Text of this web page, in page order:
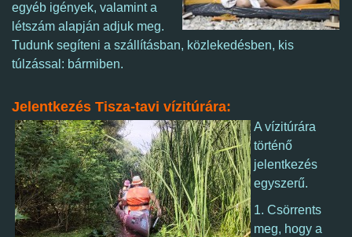
egyéb igények, valamint a
létszám alapján adjuk meg.
Tudunk segíteni a szállításban, közlekedésben, kis
túlzással: bármiben.
Jelentkezés Tisza-tavi vízitúrára:
A vízitúrára
történő
jelentkezés
egyszerű.
1. Csörrents
meg, hogy a